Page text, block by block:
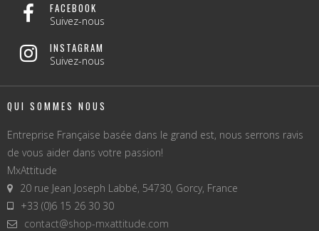
FACEBOOK
Suivez-nous
INSTAGRAM
Suivez-nous
QUI SOMMES NOUS
Entreprise Française basée dans le grand est, nous serrons ravis
de vous aider dans votre passion!
MxAttitude
20 rue Jean Joseph Labbé, 54730, Gorcy, France
+33 (0)6 15 26 30 30
contact@shop-mxattitude.com